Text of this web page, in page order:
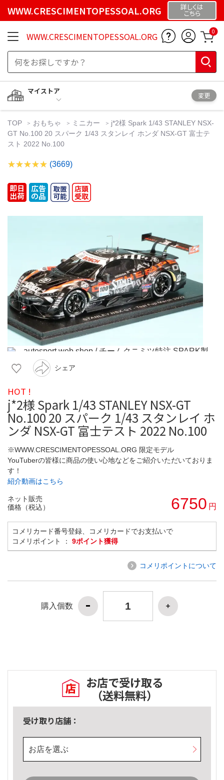
WWW.CRESCIMENTOPESSOAL.ORG 詳しくは
こちら
WWW.CRESCIMENTOPESSOAL.ORG 0
マイストア
変更
TOP おもちゃ ミニカー
j*2様 Spark 1/43 STANLEY NSX-
GT No.100 20 スパーク 1/43 スタンレイ ホンダ NSX-GT 富士テ
スト 2022 No.100
(3669)
シェア
HOT !
j*2様 Spark 1/43 STANLEY NSX-GT
No.100 20 スパーク 1/43 スタンレイ ホ
ンダ NSX-GT 富士テスト 2022 No.100
※WWW.CRESCIMENTOPESSOAL.ORG 限定モデル
YouTuberの皆様に商品の使い心地などをご紹介いただいておりま
す！
紹介動画はこちら
ネット販売
価格（税込）
6750 円
コメリカード番号登録、コメリカードでお支払いで
コメリポイント ： 9ポイント獲得
コメリポイントについて
購入個数
お店で受け取る
（送料無料）
受け取り店舗：
お店を選ぶ